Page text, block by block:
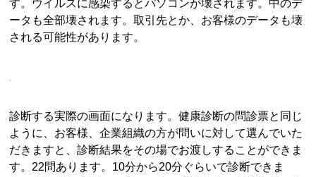
す。ウイルスに感染するとパソコンが壊されます。中のデ
ータも全部壊されます。取引先とか、お客様のデータも壊
される可能性があります。
診断する実際の画面になります。健康診断の問診票と同じ
ように、お客様、企業組織の方が問いに対して選んでいた
だきますと、診断結果をその場でお渡しすることができま
す。22問あります。10分から20分ぐらいで診断できま